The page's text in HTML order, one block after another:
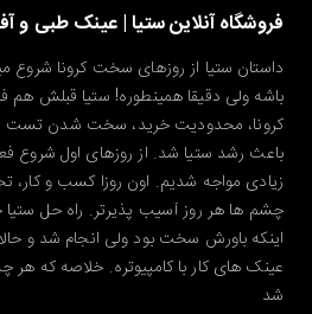
فروشگاه آنلاین ستیا | عینک طبی و
داستان ستیا از روزهای سخت کرونا شروع
باشه ولی دقیقا همینطوره! ستیا قبلش
کرونا، محدودیت خرید، سخت شدن تست
باعث رشد ستیا شد. از روزهای اول شروع
زیادی مواجه شدیم. اون روزا کسب و کار،
چشم ها هر روز آسیب پذیرتر. راه حل ستیا
اینکه باورش سخت بود ولی انجام شد و
عینک های کار با کامپیوتره. خلاصه که هر
شد